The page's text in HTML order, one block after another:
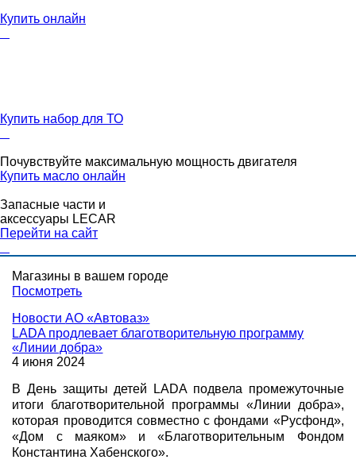
Купить онлайн
Купить набор для ТО
Почувствуйте максимальную мощность двигателя
Купить масло онлайн
Запасные части и
аксессуары LECAR
Перейти на сайт
Магазины в вашем городе
Посмотреть
НовостиАО «Автоваз»
LADA продлевает благотворительную программу
«Линии добра»
4 июня 2024
В День защиты детей LADA подвела промежуточные
итоги благотворительной программы «Линии добра»,
которая проводится совместно с фондами «Русфонд»,
«Дом с маяком» и «Благотворительным Фондом
Константина Хабенского».